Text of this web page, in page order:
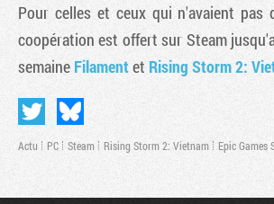
Pour celles et ceux qui n'avaient pas
coopération est offert sur Steam
semaine Filamentet Rising Storm 2:
Actu PC Steam Rising Storm 2: Vietnam Epic Games